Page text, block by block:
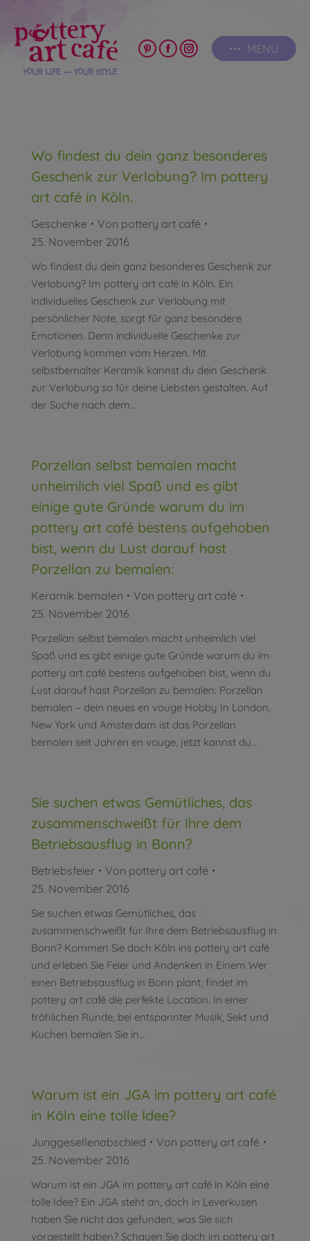
MENU
PinterestFacebook
Instagram
Wo findest du dein ganz besonderes
Geschenk zur Verlobung? Im pottery
art café in Köln.
Geschenke Von pottery art café
25. November 2016
Wo findest du dein ganz besonderes Geschenk zur
Verlobung? Im pottery art café in Köln. Ein
individuelles Geschenk zur Verlobung mit
persönlicher Note, sorgt für ganz besondere
Emotionen. Denn individuelle Geschenke zur
Verlobung kommen vom Herzen. Mit
selbstbemalter Keramik kannst du dein Geschenk
zur Verlobung so für deine Liebsten gestalten. Auf
der Suche nach dem…
Porzellan selbst bemalen macht
unheimlich viel Spaß und es gibt
einige gute Gründe warum du im
pottery art café bestens aufgehoben
bist, wenn du Lust darauf hast
Porzellan zu bemalen:
Keramik bemalen Von pottery art café
25. November 2016
Porzellan selbst bemalen macht unheimlich viel
Spaß und es gibt einige gute Gründe warum du im
pottery art café bestens aufgehoben bist, wenn du
Lust darauf hast Porzellan zu bemalen: Porzellan
bemalen – dein neues en vouge Hobby In London,
New York und Amsterdam ist das Porzellan
bemalen seit Jahren en vouge, jetzt kannst du…
Sie suchen etwas Gemütliches, das
zusammenschweißt für Ihre dem
Betriebsausflug in Bonn?
Betriebsfeier Von pottery art café
25. November 2016
Sie suchen etwas Gemütliches, das
zusammenschweißt für Ihre dem Betriebsausflug in
Bonn? Kommen Sie doch Köln ins pottery art café
und erleben Sie Feier und Andenken in Einem Wer
einen Betriebsausflug in Bonn plant, findet im
pottery art café die perfekte Location. In einer
fröhlichen Runde, bei entspannter Musik, Sekt und
Kuchen bemalen Sie in…
Warum ist ein JGA im pottery art café
in Köln eine tolle Idee?
Junggesellenabschied Von pottery art café
25. November 2016
Warum ist ein JGA im pottery art café in Köln eine
tolle Idee? Ein JGA steht an, doch in Leverkusen
haben Sie nicht das gefunden, was Sie sich
vorgestellt haben? Schauen Sie doch im pottery art